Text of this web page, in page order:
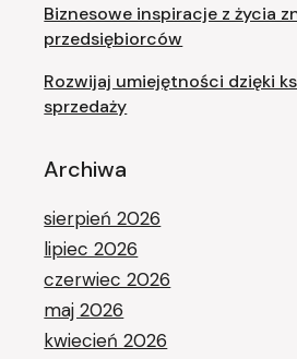
Biznesowe inspiracje z życia
przedsiębiorców
Rozwijaj umiejętności dzięki
sprzedaży
Archiwa
sierpień 2026
lipiec 2026
czerwiec 2026
maj 2026
kwiecień 2026